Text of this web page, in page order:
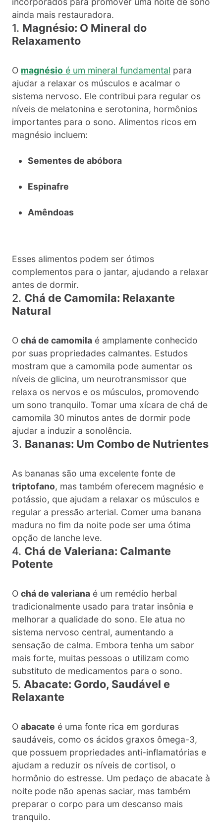
ainda mais restauradora.
1. Magnésio: O Mineral do
Relaxamento
O magnésio é um mineral fundamental para
ajudar a relaxar os músculos e acalmar o
sistema nervoso. Ele contribui para regular os
níveis de melatonina e serotonina, hormônios
importantes para o sono. Alimentos ricos em
magnésio incluem:
Sementes de abóbora
Espinafre
Amêndoas
Esses alimentos podem ser ótimos
complementos para o jantar, ajudando a relaxar
antes de dormir.
2. Chá de Camomila: Relaxante
Natural
O chá de camomila é amplamente conhecido
por suas propriedades calmantes. Estudos
mostram que a camomila pode aumentar os
níveis de glicina, um neurotransmissor que
relaxa os nervos e os músculos, promovendo
um sono tranquilo. Tomar uma xícara de chá de
camomila 30 minutos antes de dormir pode
ajudar a induzir a sonolência.
3. Bananas: Um Combo de Nutrientes
As bananas são uma excelente fonte de
triptofano, mas também oferecem magnésio e
potássio, que ajudam a relaxar os músculos e
regular a pressão arterial. Comer uma banana
madura no fim da noite pode ser uma ótima
opção de lanche leve.
4. Chá de Valeriana: Calmante
Potente
O chá de valeriana é um remédio herbal
tradicionalmente usado para tratar insônia e
melhorar a qualidade do sono. Ele atua no
sistema nervoso central, aumentando a
sensação de calma. Embora tenha um sabor
mais forte, muitas pessoas o utilizam como
substituto de medicamentos para o sono.
5. Abacate: Gordo, Saudável e
Relaxante
O abacate é uma fonte rica em gorduras
saudáveis, como os ácidos graxos ômega-3,
que possuem propriedades anti-inflamatórias e
ajudam a reduzir os níveis de cortisol, o
hormônio do estresse. Um pedaço de abacate à
noite pode não apenas saciar, mas também
preparar o corpo para um descanso mais
tranquilo.